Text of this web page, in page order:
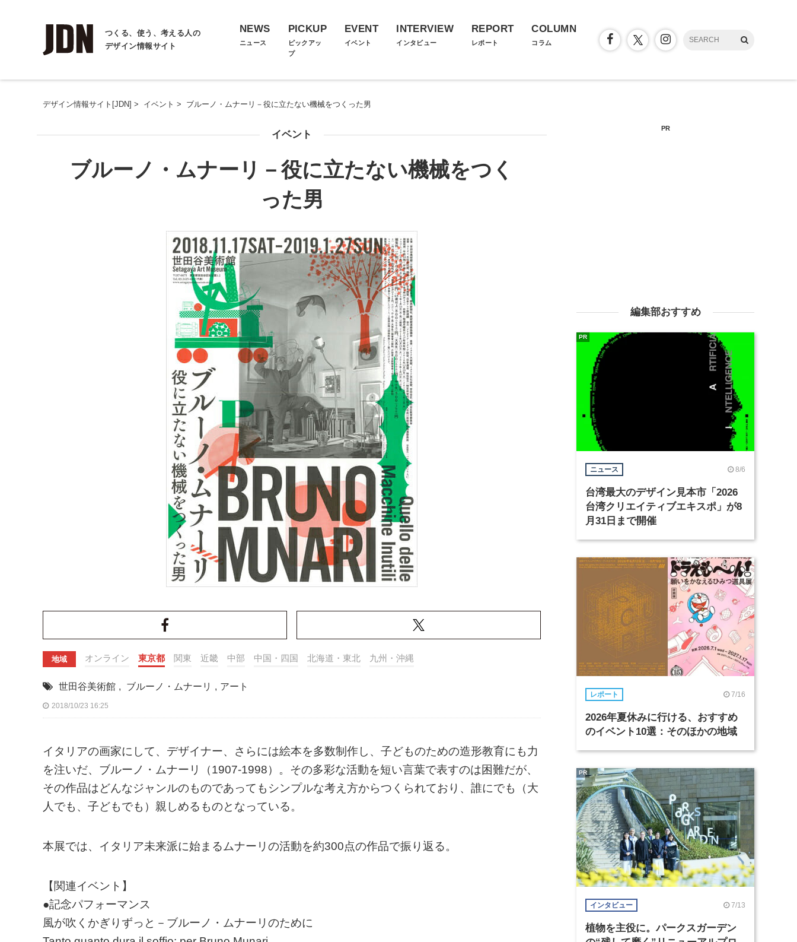
つくる、使う、考える人の
デザイン情報サイト
NEWS
ニュース
PICKUP
ピックアッ
プ
EVENT
イベント
INTERVIEW
インタビュー
REPORT
レポート
COLUMN
コラム
デザイン情報サイト[JDN] > イベント > ブルーノ・ムナーリ－役に立たない機械をつくった男
イベント
ブルーノ・ムナーリ－役に立たない機械をつく
った男
地域 オンライン 東京都 関東 近畿 中部 中国・四国 北海道・東北 九州・沖縄
世田谷美術館 , ブルーノ・ムナーリ , アート
2018/10/23 16:25
イタリアの画家にして、デザイナー、さらには絵本を多数制作し、子どものための造形教育にも力
を注いだ、ブルーノ・ムナーリ（1907-1998）。その多彩な活動を短い言葉で表すのは困難だが、
その作品はどんなジャンルのものであってもシンプルな考え方からつくられており、誰にでも（大
人でも、子どもでも）親しめるものとなっている。
本展では、イタリア未来派に始まるムナーリの活動を約300点の作品で振り返る。
【関連イベント】
●記念パフォーマンス
風が吹くかぎりずっと－ブルーノ・ムナーリのために
PR
編集部おすすめ
ニュース 8/6
台湾最大のデザイン見本市「2026
台湾クリエイティブエキスポ」が8
月31日まで開催
PR
レポート 7/16
2026年夏休みに行ける、おすすめ
のイベント10選：そのほかの地域
インタビュー 7/13
植物を主役に。パークスガーデン
PR